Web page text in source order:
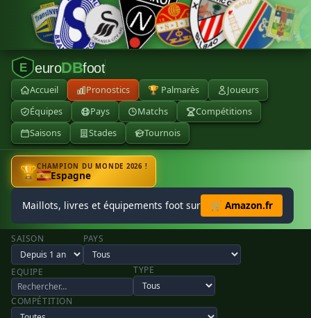
E euroDBfoot
Accueil Pronostics 🏆 Palmarès
Joueurs
Équipes
Pays Matchs
Compétitions
Saisons
Stades Tournois
🏆CHAMPION DU MONDE 2026 !
Espagne
Maillots, livres et équipements foot sur 🛒 Amazon.fr
SAISON PAYS
EQUIPE TYPE
COMPÉTITION